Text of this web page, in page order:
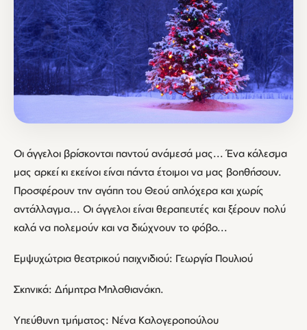
Οι άγγελοι βρίσκονται παντού ανάμεσά μας... Ένα κάλεσμα
μας αρκεί κι εκείνοι είναι πάντα έτοιμοι να μας βοηθήσουν.
Προσφέρουν την αγάπη του Θεού απλόχερα και χωρίς
αντάλλαγμα... Οι άγγελοι είναι θεραπευτές και ξέρουν πολύ
καλά να πολεμούν και να διώχνουν το φόβο...
Εμψυχώτρια θεατρικού παιχνιδιού: Γεωργία Πουλιού
Σκηνικά: Δήμητρα Μηλαθιανάκη.
Υπεύθυνη τμήματος: Νένα Καλογεροπούλου